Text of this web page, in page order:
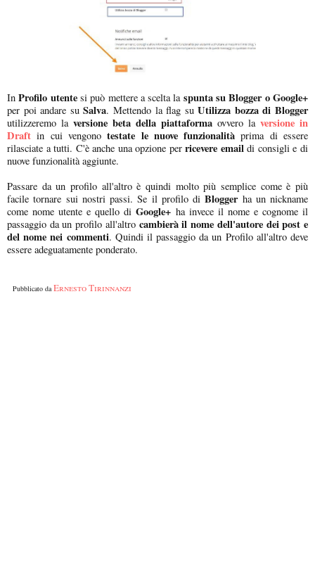
InProfilo utentesi può mettere a scelta la spunta su Blogger o Google+
per poi andare suSalva. Mettendo la flag suUtilizza bozza di Blogger
utilizzeremo la versione beta della piattaforma ovvero la versione in
Draft in cui vengonotestate le nuove funzionalità prima di essere
rilasciate a tutti. C'è anche una opzione perricevere emaildi consigli e di
nuove funzionalità aggiunte.
Passare da un profilo all'altro è quindi molto più semplice come è più
facile tornare sui nostri passi. Se il profilo diBloggerha un nickname
come nome utente e quello diGoogle+ ha invece il nome e cognome il
passaggio da un profilo all'altrocambierà il nome dell'autore dei post e
del nome nei commenti. Quindi il passaggio da un Profilo all'altro deve
essere adeguatamente ponderato.
Pubblicato daErnesto Tirinnanzi